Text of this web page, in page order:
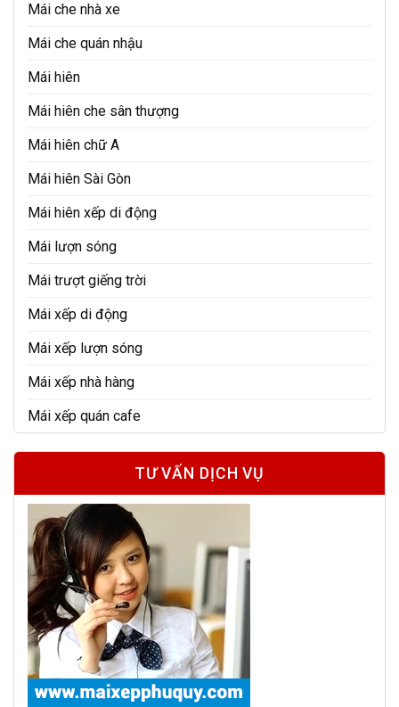
Mái che nhà xe
Mái che quán nhậu
Mái hiên
Mái hiên che sân thượng
Mái hiên chữ A
Mái hiên Sài Gòn
Mái hiên xếp di động
Mái lượn sóng
Mái trượt giếng trời
Mái xếp di động
Mái xếp lượn sóng
Mái xếp nhà hàng
Mái xếp quán cafe
TƯ VẤN DỊCH VỤ